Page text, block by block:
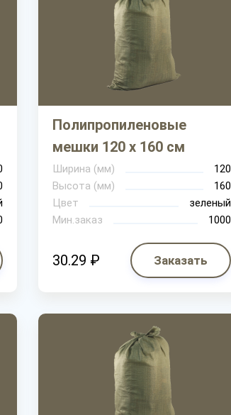
Полипропиленовые
мешки 120 х 160 см
Ширина (мм)
120
Высота (мм)
160
Цвет
зеленый
Мин.заказ
1000
30.29 ₽ Заказать